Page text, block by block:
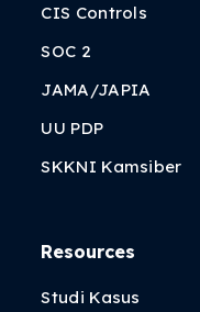
CIS Controls
SOC 2
JAMA/JAPIA
UU PDP
SKKNI Kamsiber
Resources
Studi Kasus